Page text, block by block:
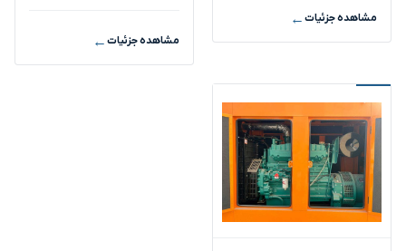
مشاهده جزئیات
مشاهده جزئیات